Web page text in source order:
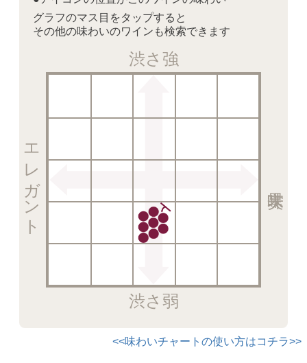
グラフのマス目をタップすると
その他の味わいのワインも検索できます
渋さ強
渋さ弱
エレガント
<<味わいチャートの使い方はコチラ>>